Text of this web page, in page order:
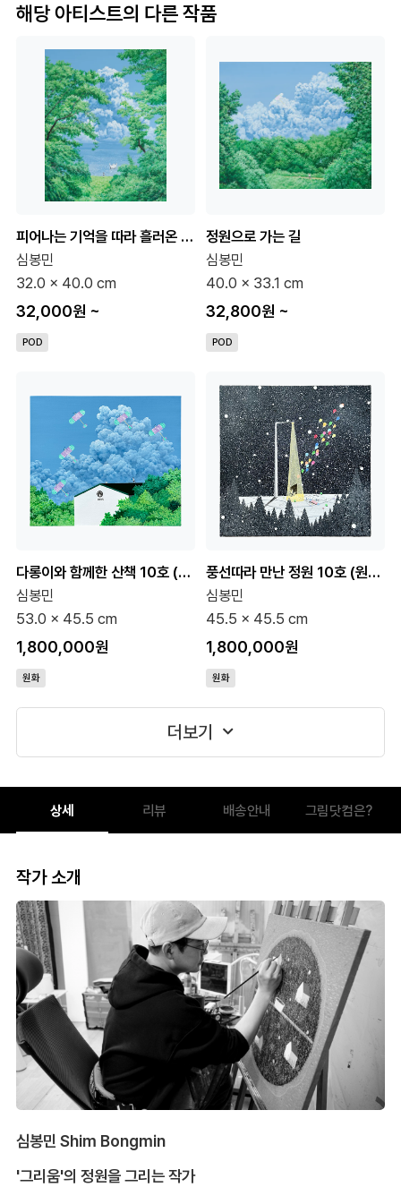
해당 아티스트의 다른 작품
피어나는 기억을 따라 흘러온 다롱이
심봉민
32.0 x 40.0 cm
32,000원 ~
POD
정원으로 가는 길
심봉민
40.0 x 33.1 cm
32,800원 ~
POD
다롱이와 함께한 산책 10호 (원화)
심봉민
53.0 x 45.5 cm
1,800,000원
원화
풍선따라 만난 정원 10호 (원화)
심봉민
45.5 x 45.5 cm
1,800,000원
원화
더보기
상세 리뷰 배송안내 그림닷컴은?
작가 소개
심봉민 Shim Bongmin
'그리움'의 정원을 그리는 작가